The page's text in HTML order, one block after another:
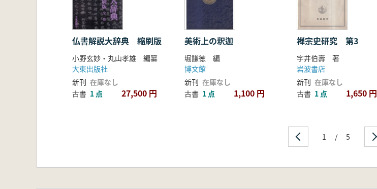
仏書解説大辞典 縮刷版
小野玄妙・丸山孝雄 編纂
大東出版社
新刊 在庫なし
古書 1 点 27,500 円
美術上の釈迦
堀謙徳 編
博文館
新刊 在庫なし
古書 1 点 1,100 円
禅宗史研究 第3
宇井伯壽 著
岩波書店
新刊 在庫なし
古書 1 点 1,650 円
1 / 5